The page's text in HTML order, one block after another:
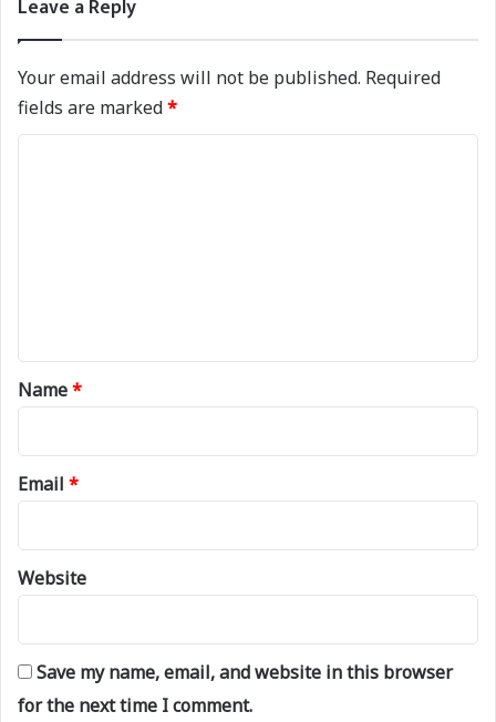
Leave a Reply
Your email address will not be published. Required
fields are marked*
*
Name*
Email *
Website
Save my name, email, and website in this browser
for the next time I comment.